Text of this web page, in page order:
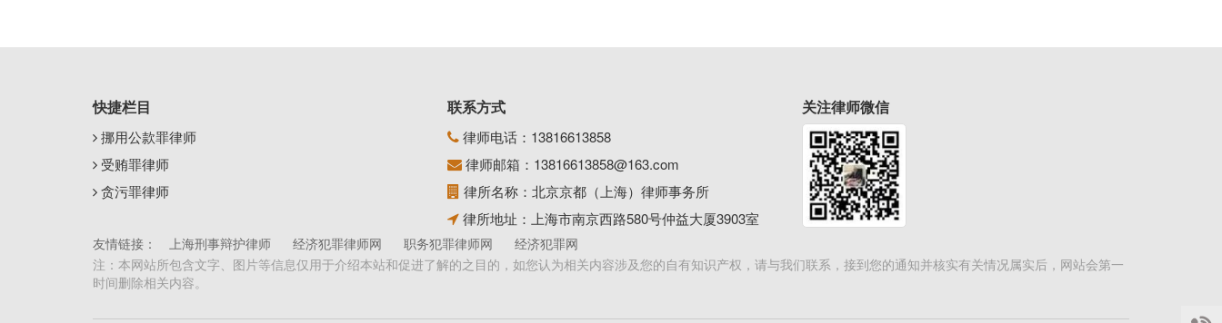
快捷栏目
挪用公款罪律师
受贿罪律师
贪污罪律师
联系方式
律师电话： 13816613858
律师邮箱： 13816613858@163.com
律所名称：北京京都（上海）律师事务所
律所地址：上海市南京西路580号仲益大厦3903室
关注律师微信
友情链接： 上海刑事辩护律师 经济犯罪律师网 职务犯罪律师网
经济犯罪网
注：本网站所包含文字、图片等信息仅用于介绍本站和促进了解的之目的，如您认为相关内容涉及您的自有知识产权，请与我们联系，接到您的通知并核实有关情况属实后，网站会第一
时间删除相关内容。